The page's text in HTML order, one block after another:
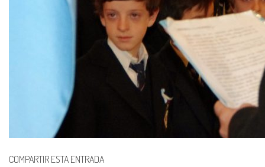
COMPARTIR ESTA ENTRADA